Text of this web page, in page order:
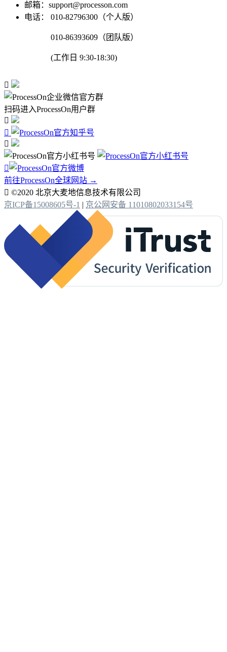
邮箱：support@processon.com
电话：
010-82796300（个人版）
010-86393609（团队版）
(工作日 9:30-18:30)

扫码进入ProcessOn用户群




前往ProcessOn全球网站 →
 ©2020 北京大麦地信息技术有限公司
京ICP备15008605号-1 | 京公网安备 11010802033154号